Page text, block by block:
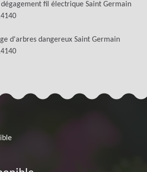
dégagement fil électrique Saint Germain
d'arbres dangereux Saint Germain